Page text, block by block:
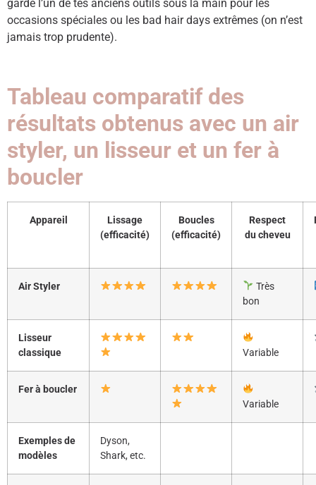
garde l’un de tes anciens outils sous la main pour les
occasions spéciales ou les bad hair days extrêmes (on n’est
jamais trop prudente).
Tableau comparatif des
résultats obtenus avec un air
styler, un lisseur et un fer à
boucler
Appareil
Lissage
(efficacité)
Boucles
(efficacité)
Respect
du cheveu
Air Styler
Très
bon
Lisseur
classique
Variable
Fer à boucler
Variable
Exemples de
modèles
Dyson,
Shark, etc.